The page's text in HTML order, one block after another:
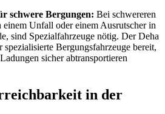
schwere Bergungen: Bei schwereren
einem Unfall oder einem Ausrutscher in
sind Spezialfahrzeuge nötig. Der Deha
spezialisierte Bergungsfahrzeuge bereit,
sicher abtransportieren
in der